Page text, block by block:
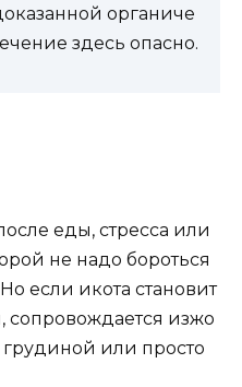
органиче
здесь опасно.
еды, стресса или
не надо бороться
если икота становит
сопровождается изжо
или просто